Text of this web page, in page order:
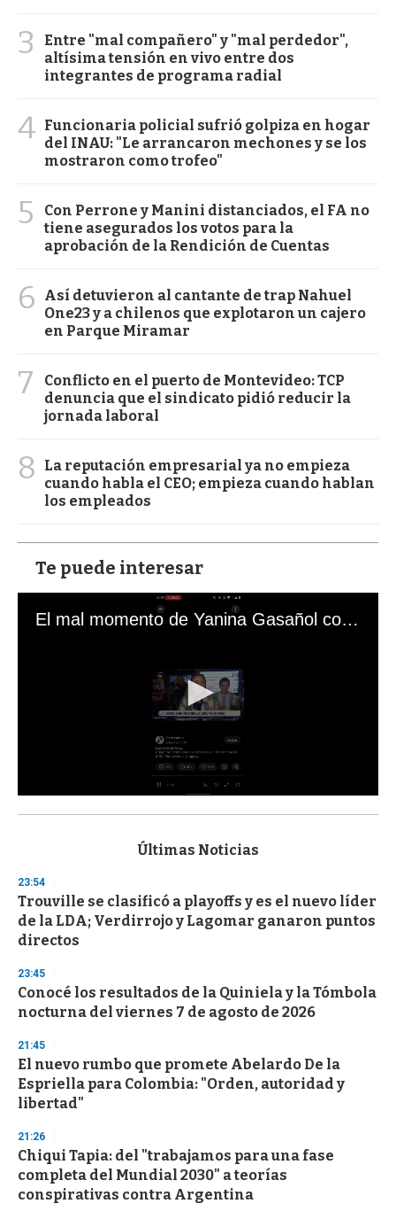
3
Entre "mal compañero" y "mal perdedor",
altísima tensión en vivo entre dos
integrantes de programa radial
4 Funcionaria policial sufrió golpiza en hogar
del INAU: "Le arrancaron mechones y se los
mostraron como trofeo"
5
Con Perrone y Manini distanciados, el FA no
tiene asegurados los votos para la
aprobación de la Rendición de Cuentas
6
Así detuvieron al cantante de trap Nahuel
One23 y a chilenos que explotaron un cajero
en Parque Miramar
7
Conflicto en el puerto de Montevideo: TCP
denuncia que el sindicato pidió reducir la
jornada laboral
8
La reputación empresarial ya no empieza
cuando habla el CEO; empieza cuando hablan
los empleados
Te puede interesar
El mal momento de Yanina Gasañol con un hincha argentino en "Subrayado"
s
d
s
o
f
3
s
e
c
o
d
s
Últimas Noticias
23:54
Trouville se clasificó a playoffs y es el nuevo líder
de la LDA; Verdirrojo y Lagomar ganaron puntos
directos
23:45
Conocé los resultados de la Quiniela y la Tómbola
nocturna del viernes 7 de agosto de 2026
21:45
El nuevo rumbo que promete Abelardo De la
Espriella para Colombia: "Orden, autoridad y
libertad"
21:26
Chiqui Tapia: del "trabajamos para una fase
completa del Mundial 2030" a teorías
conspirativas contra Argentina